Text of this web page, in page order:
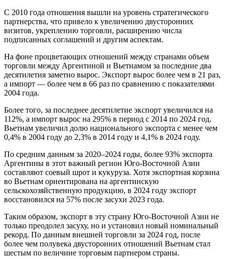
С 2010 года отношения вышли на уровень стратегического
партнерства, что привело к увеличению двусторонних
визитов, укреплению торговли, расширению числа
подписанных соглашений и другим аспектам.
На фоне процветающих отношений между странами объем
торговли между Аргентиной и Вьетнамом за последние два
десятилетия заметно вырос. Экспорт вырос более чем в 21 раз,
а импорт — более чем в 66 раз по сравнению с показателями
2004 года.
Более того, за последнее десятилетие экспорт увеличился на
112%, а импорт вырос на 295% в период с 2014 по 2024 год.
Вьетнам увеличил долю национального экспорта с менее чем
0,4% в 2004 году до 2,3% в 2014 году и 4,1% в 2024 году.
По средним данным за 2020–2024 годы, более 93% экспорта
Аргентины в этот важный регион Юго-Восточной Азии
составляют соевый шрот и кукуруза. Хотя экспортная корзина
во Вьетнам ориентирована на аргентинскую
сельскохозяйственную продукцию, в 2024 году экспорт
восстановился на 57% после засухи 2023 года.
Таким образом, экспорт в эту страну Юго-Восточной Азии не
только преодолел засуху, но и установил новый номинальный
рекорд. По данным внешней торговли за 2024 год, после
более чем полувека двусторонних отношений Вьетнам стал
шестым по величине торговым партнером страны.